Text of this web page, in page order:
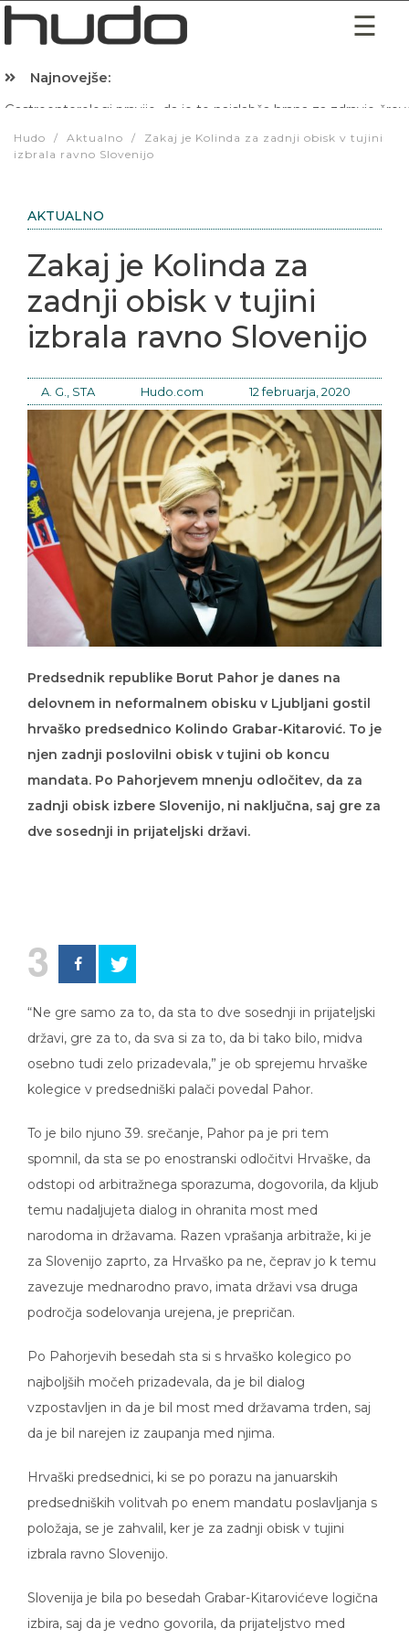
Najnovejše:
izbrala ravno Slovenijo
Zakaj je Kolinda za
zadnji obisk v tujini
izbrala ravno Slovenijo
A. G., STA Hudo.com 12 februarja, 2020
delovnem in neformalnem obisku v Ljubljani gostil
hrvaško predsednico Kolindo Grabar-Kitarović. To je
njen zadnji poslovilni obisk v tujini ob koncu
mandata. Po Pahorjevem mnenju odločitev, da za
zadnji obisk izbere Slovenijo, ni naključna, saj gre za
dve sosednji in prijateljski državi.
3
državi, gre za to, da sva si za to, da bi tako bilo, midva
osebno tudi zelo prizadevala,” je ob sprejemu hrvaške
kolegice v predsedniški palači povedal Pahor.
spomnil, da sta se po enostranski odločitvi Hrvaške, da
odstopi od arbitražnega sporazuma, dogovorila, da kljub
temu nadaljujeta dialog in ohranita most med
narodoma in državama. Razen vprašanja arbitraže, ki je
za Slovenijo zaprto, za Hrvaško pa ne, čeprav jo k temu
zavezuje mednarodno pravo, imata državi vsa druga
področja sodelovanja urejena, je prepričan.
najboljših močeh prizadevala, da je bil dialog
vzpostavljen in da je bil most med državama trden, saj
da je bil narejen iz zaupanja med njima.
predsedniških volitvah po enem mandatu poslavljanja s
položaja, se je zahvalil, ker je za zadnji obisk v tujini
izbrala ravno Slovenijo.
izbira, saj da je vedno govorila, da prijateljstvo med